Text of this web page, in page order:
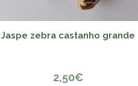
Jaspe zebra castanho grande
+
2,50€